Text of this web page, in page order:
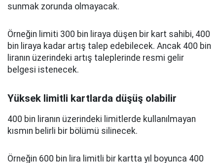
sunmak zorunda olmayacak.
Örneğin limiti 300 bin liraya düşen bir kart sahibi, 400
bin liraya kadar artış talep edebilecek. Ancak 400 bin
liranın üzerindeki artış taleplerinde resmi gelir
belgesi istenecek.
Yüksek limitli kartlarda düşüş olabilir
400 bin liranın üzerindeki limitlerde kullanılmayan
kısmın belirli bir bölümü silinecek.
Örneğin 600 bin lira limitli bir kartta yıl boyunca 400